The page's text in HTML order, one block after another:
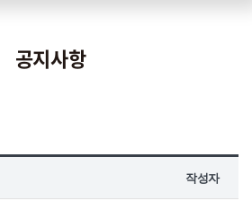
공지사항
작성자